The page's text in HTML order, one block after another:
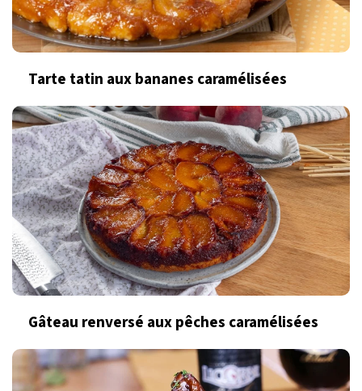
Tarte tatin aux bananes caramélisées
Gâteau renversé aux pêches caramélisées